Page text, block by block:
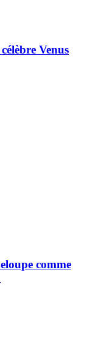
Venus
comme